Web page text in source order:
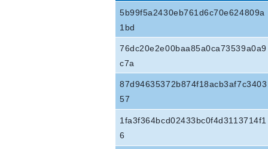
5b99f5a2430eb761d6c70e624809a
1bd
76dc20e2e00baa85a0ca73539a0a9
c7a
87d94635372b874f18acb3af7c3403
57
1fa3f364bcd02433bc0f4d3113714f1
6